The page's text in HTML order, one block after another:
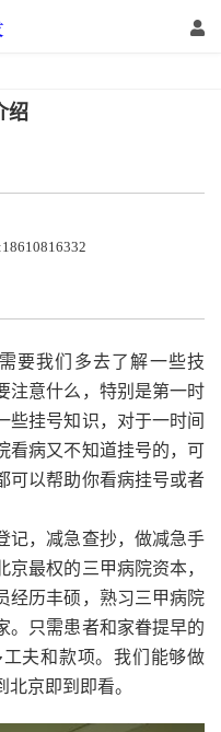
绍
要我们多去了解一些技
注意什么，特别是第一时
些挂号知识，对于一时间
看病又不知道挂号的，可
可以帮助你看病挂号或者
记，减急查抄，做减急手
最权的三甲病院资本，
经历丰硕，熟习三甲病院
。只需患者和家眷提早的
夫和款项。我们能够做
京即到即看。